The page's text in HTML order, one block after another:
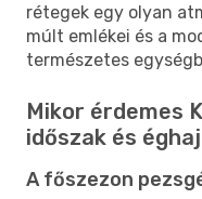
rétegek egy olyan
múlt emlékei és a
természetes
Mikor érdemes
időszak és
A főszezon